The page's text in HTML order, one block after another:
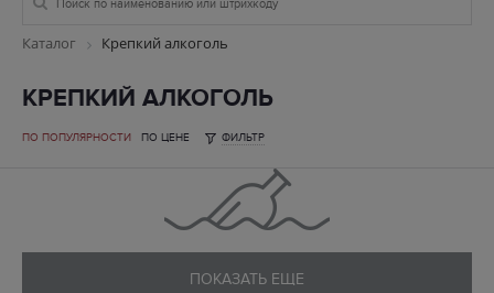
Каталог Крепкий алкоголь
КРЕПКИЙ АЛКОГОЛЬ
ПО ПОПУЛЯРНОСТИ ПО ЦЕНЕ ФИЛЬТР
ПОКАЗАТЬ ЕЩЕ